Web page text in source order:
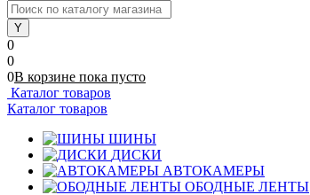
0
0
0В корзине пока пусто
Каталог товаров
Каталог товаров
ШИНЫ
ДИСКИ
АВТОКАМЕРЫ
ОБОДНЫЕ ЛЕНТЫ